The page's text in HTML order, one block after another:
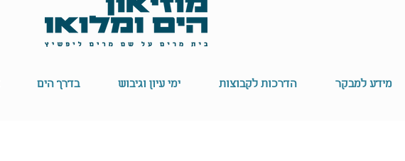
מידע למבקר הדרכות לקבוצות ימי עיון וגיבוש בדרך הים